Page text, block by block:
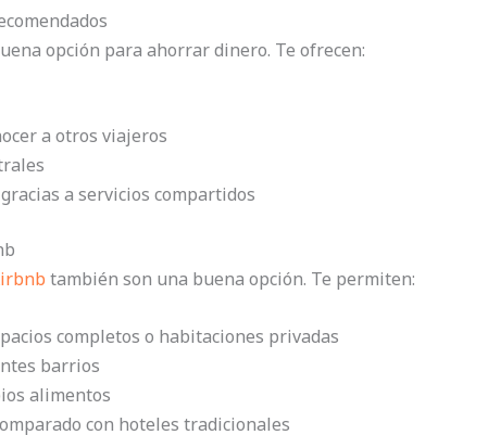
opción para ahorrar dinero. Te ofrecen:
a otros viajeros
a servicios compartidos
también son una buena opción. Te permiten:
completos o habitaciones privadas
barrios
alimentos
con hoteles tradicionales